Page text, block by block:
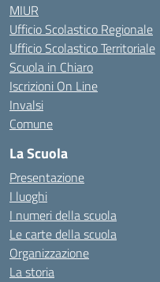
MIUR
Ufficio Scolastico Regionale
Ufficio Scolastico Territoriale
Scuola in Chiaro
Iscrizioni On Line
Invalsi
Comune
La Scuola
Presentazione
I luoghi
I numeri della scuola
Le carte della scuola
Organizzazione
La storia